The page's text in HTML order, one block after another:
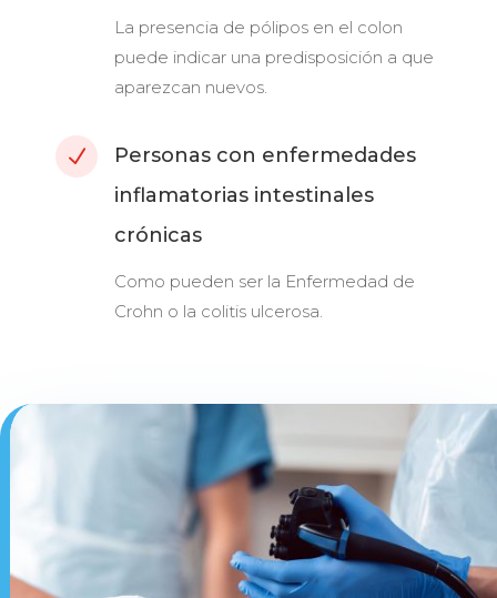
La presencia de pólipos en el colon
puede indicar una predisposición a que
aparezcan nuevos.
N
Personas con enfermedades
inflamatorias intestinales
crónicas
Como pueden ser la Enfermedad de
Crohn o la colitis ulcerosa.